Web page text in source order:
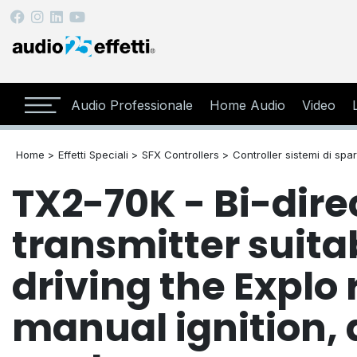
Audio Professionale Home Audio Video
Home > Effetti Speciali > SFX Controllers > Controller sistemi di
TX2-70K - Bi-
transmitter
driving the Explo
manual ignition,